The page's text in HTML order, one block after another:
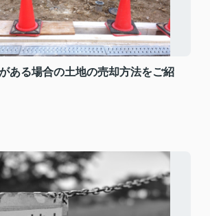
ある場合の土地の売却方法をご紹